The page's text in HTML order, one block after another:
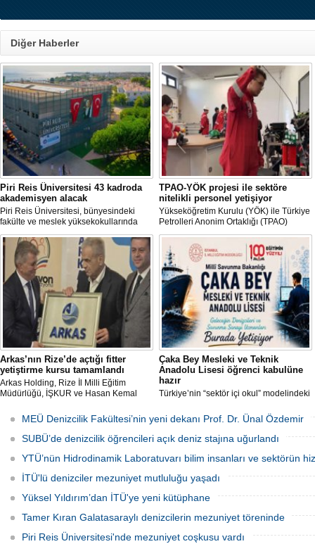
Diğer Haberler
Piri Reis Üniversitesi 43 kadroda
akademisyen alacak
Piri Reis Üniversitesi, bünyesindeki
fakülte ve meslek yüksekokullarında
görevlendirilmek üzere toplam 43
akademisyen alımı yapacağını duyurdu.
Başvurular 10 Ağustos 2026 tarihine
kadar devam edecek.
TPAO-YÖK projesi ile sektöre
nitelikli personel yetişiyor
Yükseköğretim Kurulu (YÖK) ile Türkiye
Petrolleri Anonim Ortaklığı (TPAO)
arasında imzalanan protokolle hayata
geçirilen "Açık Deniz Teknolojisi"
programları sektöre nitelikli personel
yetiştiriyor.
Arkas’nın Rize’de açtığı fitter
yetiştirme kursu tamamlandı
Arkas Holding, Rize İl Milli Eğitim
Müdürlüğü, İŞKUR ve Hasan Kemal
Tamir Ustası (Fitter) Yetiştirme Kursu’
tamamlandı. Kursu başarıyla
tamamlayıp sınavı geçecek adaylar
Arkas Deniz Ticaret Filosu’nda görev
alacak.
Çaka Bey Mesleki ve Teknik
Anadolu Lisesi öğrenci kabulüne
hazır
Türkiye’nin “sektör içi okul” modelindeki
Bakanlığı Çaka Bey Mesleki ve Teknik
Anadolu Lisesi, ilk öğrencilerini kabul
etmeye hazırlanıyor.
MEÜ Denizcilik Fakültesi’nin yeni dekanı Prof. Dr. Ünal Özdemir
SUBÜ’de denizcilik öğrencileri açık deniz stajına uğurlandı
YTÜ’nün Hidrodinamik Laboratuvarı bilim insanları ve sektörün
İTÜ'lü denizciler mezuniyet mutluluğu yaşadı
Yüksel Yıldırım’dan İTÜ'ye yeni kütüphane
Tamer Kıran Galatasaraylı denizcilerin mezuniyet töreninde
Piri Reis Üniversitesi'nde mezuniyet coşkusu vardı